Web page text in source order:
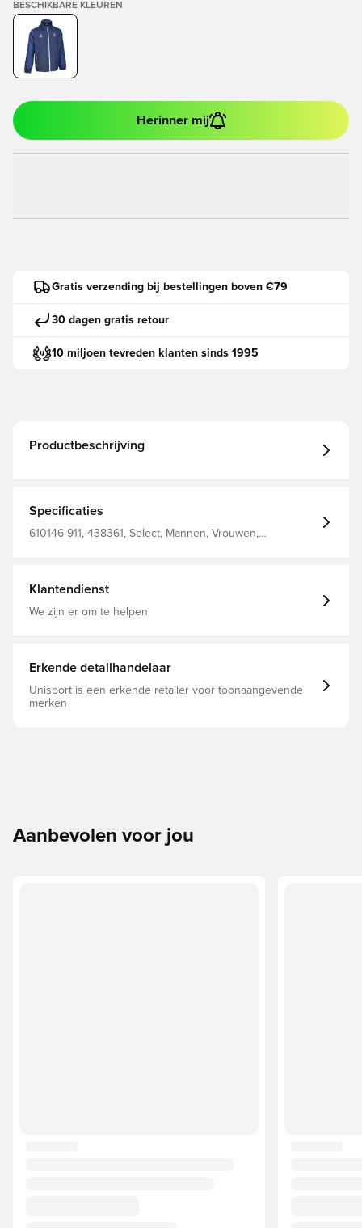
BESCHIKBARE KLEUREN
Herinner mij
Gratis verzending bij bestellingen boven €79
30 dagen gratis retour
10 miljoen tevreden klanten sinds 1995
Productbeschrijving
Specificaties
610146-911, 438361, Select, Mannen, Vrouwen,
Klantendienst
We zijn er om te helpen
Erkende detailhandelaar
Unisport is een erkende retailer voor toonaangevende
merken
Aanbevolen voor jou